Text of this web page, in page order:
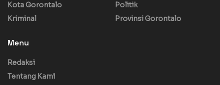
Kota Gorontalo
Kriminal
Politik
Provinsi Gorontalo
Menu
Redaksi
Tentang Kami